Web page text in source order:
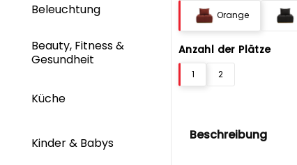
Beleuchtung
Beauty, Fitness &
Gesundheit
Küche
Kinder & Babys
Orange
Anzahl der Plätze
1 2
Beschreibung